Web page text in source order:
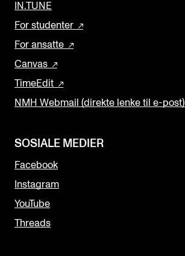
IN.TUNE
For studenter
For ansatte
Canvas
TimeEdit
NMH Webmail (direkte lenke til e-post)
SOSIALE MEDIER
Facebook
Instagram
YouTube
Threads